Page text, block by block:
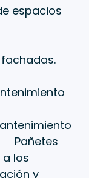
espacios
Pañetes
los
y